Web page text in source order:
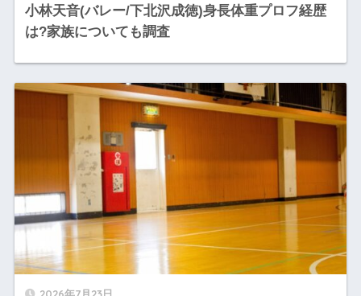
小林天音(バレー/下北沢成徳)身長体重プロフ経歴
は?家族についても調査